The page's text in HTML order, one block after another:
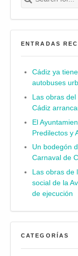
ENTRADAS
Cádiz ya
autobuses
Las obras
Cádiz
El
Predilectos y
Un bodegón
Carnaval de
Las obras de
social de la
de ejecución
CATEGORÍAS